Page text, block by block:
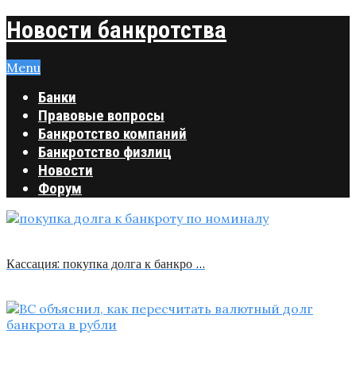
Новости банкротства
Menu
Банки
Правовые вопросы
Банкротство компаний
Банкротство физлиц
Новости
Форум
Кассация: покупка долга к банкро …